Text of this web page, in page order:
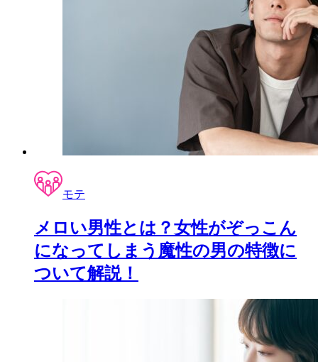
モテ
メロい男性とは？女性がぞっこん
になってしまう魔性の男の特徴に
ついて解説！